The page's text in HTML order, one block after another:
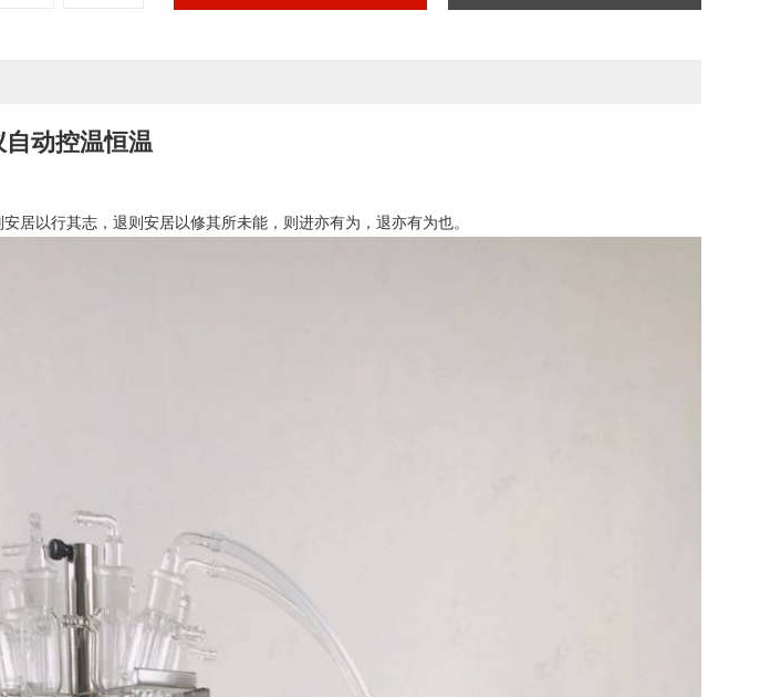
动控温恒温
安居以行其志，退则安居以修其所未能，则进亦有为，退亦有为也。